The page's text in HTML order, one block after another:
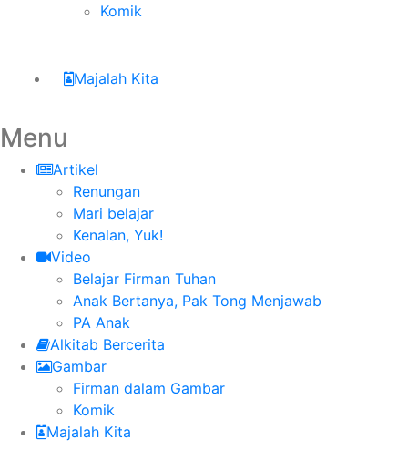
Komik
Majalah Kita
Menu
Artikel
Renungan
Mari belajar
Kenalan, Yuk!
Video
Belajar Firman Tuhan
Anak Bertanya, Pak Tong Menjawab
PA Anak
Alkitab Bercerita
Gambar
Firman dalam Gambar
Komik
Majalah Kita